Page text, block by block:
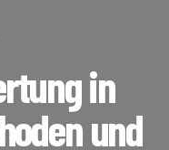
in
und